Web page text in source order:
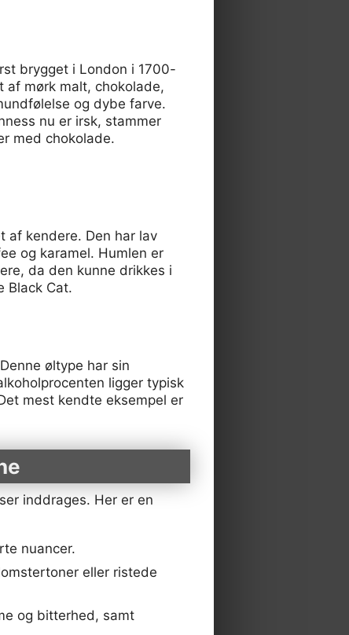
brygget i London i 1700-
mørk malt, chokolade,
og dybe farve.
nu er irsk, stammer
med chokolade.
af kendere. Den har lav
og karamel. Humlen er
da den kunne drikkes i
Black Cat.
øltype har sin
ligger typisk
mest kendte eksempel er
inddrages. Her er en
nuancer.
eller ristede
og bitterhed, samt